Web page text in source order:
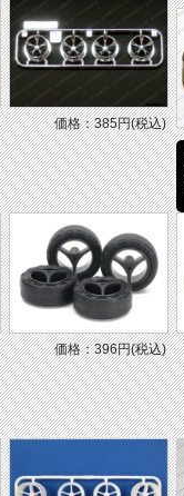
価格：385円(税込)
価格：396円(税込)